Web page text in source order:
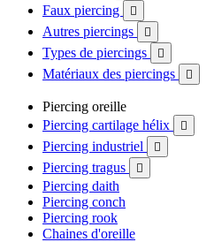
Faux piercing 
Autres piercings 
Types de piercings 
Matériaux des piercings 
Piercing oreille
Piercing cartilage hélix

Piercing industriel 
Piercing tragus 
Piercing daith
Piercing conch
Piercing rook
Chaines d'oreille